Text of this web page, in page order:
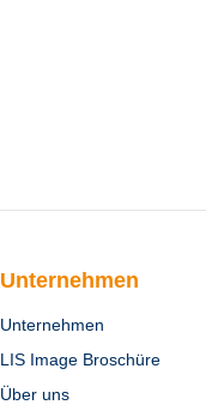
Unternehmen
Unternehmen
LIS Image Broschüre
Über uns